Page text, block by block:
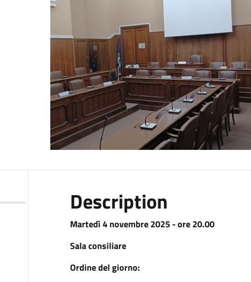
Description
Martedì 4 novembre 2025 - ore 20.00
Sala consiliare
Ordine del giorno: